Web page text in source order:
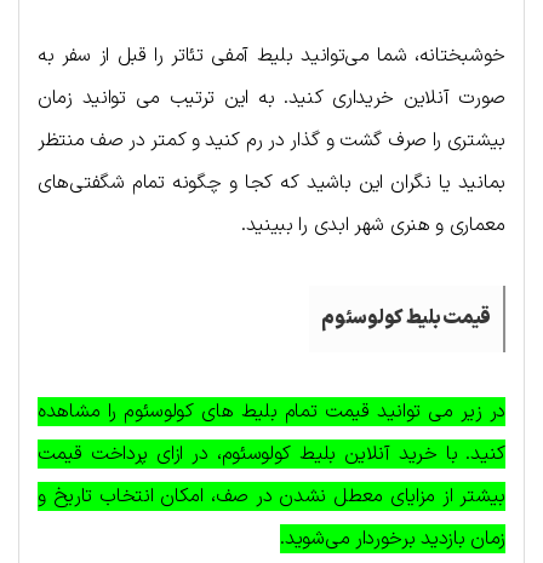
خوشبختانه، شما می‌توانید بلیط آمفی تئاتر را قبل از سفر به
صورت آنلاین خریداری کنید. به این ترتیب می توانید زمان
بیشتری را صرف گشت و گذار در رم کنید و کمتر در صف منتظر
بمانید یا نگران این باشید که کجا و چگونه تمام شگفتی‌های
معماری و هنری شهر ابدی را ببینید.
قیمت بلیط کولوسئوم
در زیر می توانید قیمت تمام بلیط های کولوسئوم را مشاهده
کنید. با خرید آنلاین بلیط کولوسئوم، در ازای پرداخت قیمت
بیشتر از مزایای معطل نشدن در صف، امکان انتخاب تاریخ و
زمان بازدید برخوردار می‌شوید.